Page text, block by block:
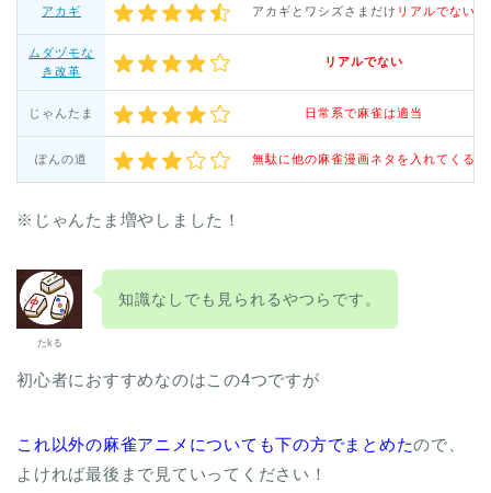
アカギ アカギとワシズさまだけ リアルでない
ムダヅモな
き改革
リアルでない
じゃんたま 日常系で麻雀は適当
ぽんの道 無駄に他の麻雀漫画ネタを入れてくる
※じゃんたま増やしました！
たkる
知識なしでも見られるやつらです。
初心者におすすめなのはこの4つですが
これ以外の麻雀アニメについても下の方でまとめたので、
よければ最後まで見ていってください！